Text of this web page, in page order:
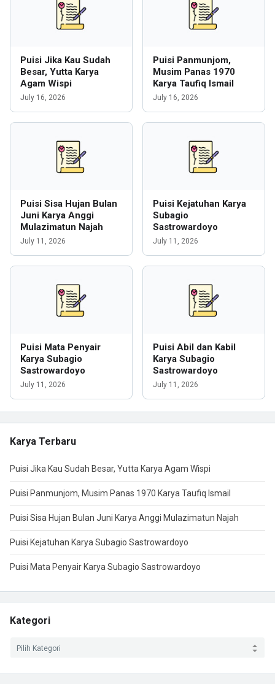
Puisi Jika Kau Sudah
Besar, Yutta Karya
Agam Wispi
July 16, 2026
Puisi Panmunjom,
Musim Panas 1970
Karya Taufiq Ismail
July 16, 2026
Puisi Sisa Hujan Bulan
Juni Karya Anggi
Mulazimatun Najah
July 11, 2026
Puisi Kejatuhan Karya
Subagio
Sastrowardoyo
July 11, 2026
Puisi Mata Penyair
Karya Subagio
Sastrowardoyo
July 11, 2026
Puisi Abil dan Kabil
Karya Subagio
Sastrowardoyo
July 11, 2026
Karya Terbaru
Puisi Jika Kau Sudah Besar, Yutta Karya Agam Wispi
Puisi Panmunjom, Musim Panas 1970 Karya Taufiq Ismail
Puisi Sisa Hujan Bulan Juni Karya Anggi Mulazimatun Najah
Puisi Kejatuhan Karya Subagio Sastrowardoyo
Puisi Mata Penyair Karya Subagio Sastrowardoyo
Kategori